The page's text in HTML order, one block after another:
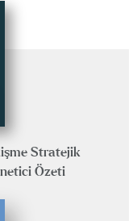
Stratejik
Özeti